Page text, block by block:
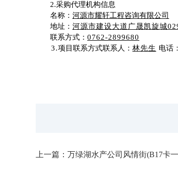
2.采购代理机构信息
名称： 河源市耀轩工程咨询有限公司
地址： 河源市建设大道广晟凯旋城
联系方式： 0762-2899680
3.项目联系方式联系人： 林先生 电话：
上一篇： 万绿湖水产公司风情街(B17卡